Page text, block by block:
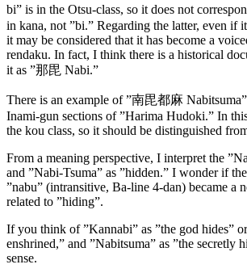
bi” is in the Otsu-class, so it does not
in kana, not ”bi.” Regarding the latter, even if
it may be considered that it has become a
rendaku. In fact, I think there is a historical
it as ”那毘 Nabi.”
There is an example of ”南毘都麻
Inami-gun sections of ”Harima Hudoki.” In
the kou class, so it should be distinguished
From a meaning perspective, I interpret the
and ”Nabi-Tsuma” as ”hidden.” I wonder if
”nabu” (intransitive, Ba-line 4-dan) became a
related to ”hiding”.
If you think of ”Kannabi” as ”the god hides”
enshrined,” and ”Nabitsuma” as ”the secretly
sense.